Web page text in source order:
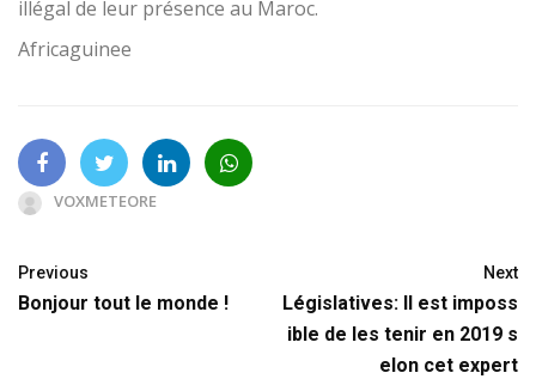
illégal de leur présence au Maroc.
Africaguinee
VOXMETEORE
Previous
Bonjour tout le monde !
Next
Législatives: Il est imposs
ible de les tenir en 2019 s
elon cet expert